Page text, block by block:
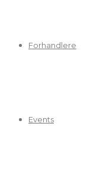
Forhandlere
Events